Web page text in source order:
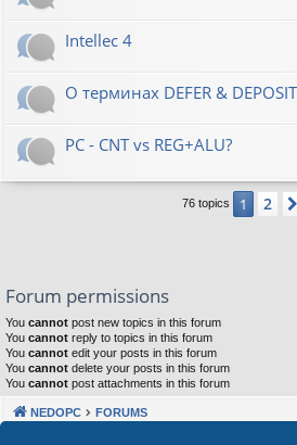
Intellec 4
О терминах DEFER & DEPOSIT
PC - CNT vs REG+ALU?
76 topics 1 2
Forum permissions
You cannot post new topics in this forum
You cannot reply to topics in this forum
You cannot edit your posts in this forum
You cannot delete your posts in this forum
You cannot post attachments in this forum
NEDOPC FORUMS